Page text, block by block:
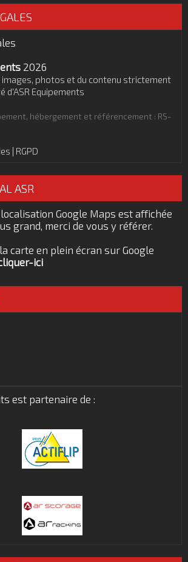
2026
images, photos et du contenu strictement
d'ASR Equipements
hébergement et référencement : RS-
| RGPD
ASR
Google Maps est affichée
grand, merci de vous y référer.
carte en plein écran sur Google
ici
est partenaire de :